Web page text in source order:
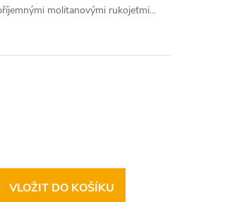
molitanovými rukojeťmi…
VLOŽIT DO KOŠÍKU